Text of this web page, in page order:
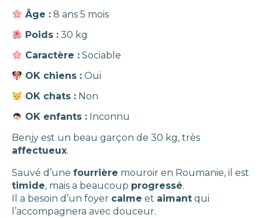
Âge : 8 ans 5 mois
Poids : 30 kg
Caractère : Sociable
OK chiens : Oui
OK chats : Non
OK enfants : Inconnu
Benjy est un beau garçon de 30 kg, très
affectueux.
Sauvé d’une fourrière mouroir en Roumanie, il est
timide, mais a beaucoup progressé.
Il a besoin d’un foyer calme et aimant qui
l’accompagnera avec douceur.